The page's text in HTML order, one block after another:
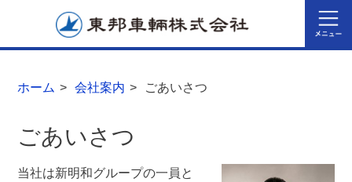
ホーム > 会社案内 > ごあいさつ
ごあいさつ
当社は新明和グループの一員と